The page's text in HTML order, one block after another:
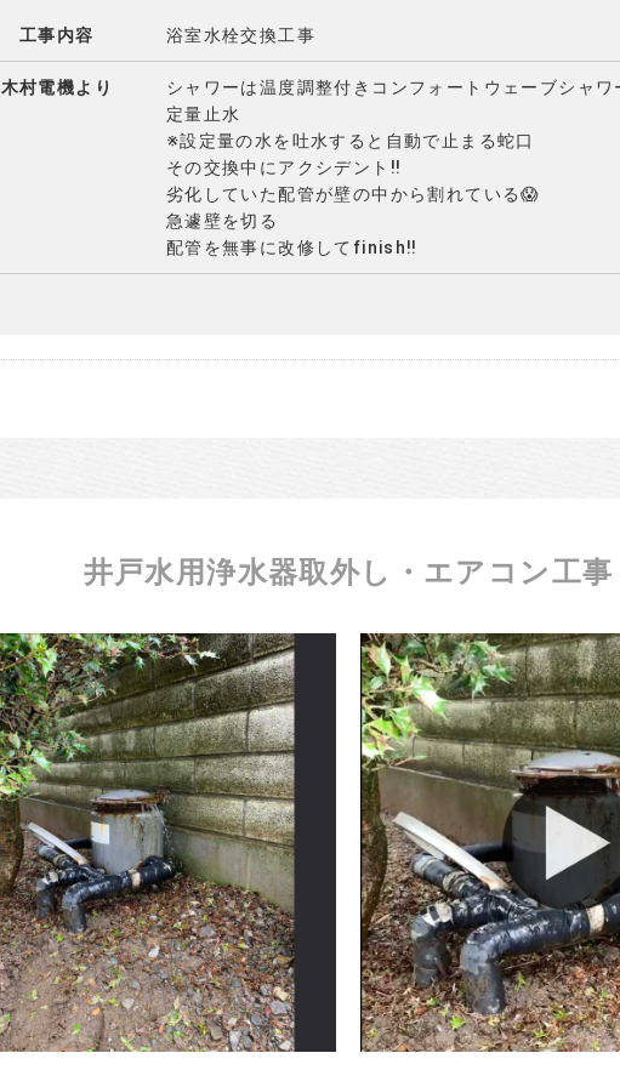
工事内容 浴室水栓交換工事
木村電機より
シャワーは温度調整付きコンフォートウェーブシャワ
定量止水
※設定量の水を吐水すると自動で止まる蛇口
その交換中にアクシデント‼️
劣化していた配管が壁の中から割れている😱
急遽壁を切る
配管を無事に改修してfinish‼️
井戸水用浄水器取外し・エアコン工事